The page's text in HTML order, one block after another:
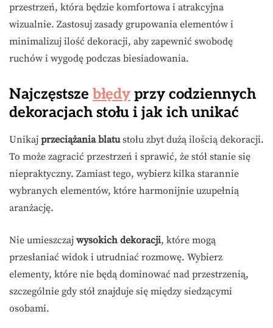
przestrzeń, która będzie komfortowa i atrakcyjna
wizualnie. Zastosuj zasady grupowania elementów i
minimalizuj ilość dekoracji, aby zapewnić swobodę
ruchów i wygodę podczas biesiadowania.
Najczęstsze błędy przy codziennych
dekoracjach stołu i jak ich unikać
Unikaj przeciążania blatustołu zbyt dużą ilością dekoracji.
To może zagracić przestrzeń i sprawić, że stół stanie się
niepraktyczny. Zamiast tego, wybierz kilka starannie
wybranych elementów, które harmonijnie uzupełnią
aranżację.
Nie umieszczaj wysokich dekoracji, które mogą
przesłaniać widok i utrudniać rozmowę. Wybierz
elementy, które nie będą dominować nad przestrzenią,
szczególnie gdy stół znajduje się między siedzącymi
osobami.